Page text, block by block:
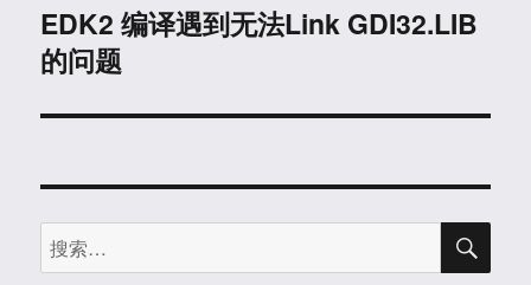
下
篇
章：
EDK2 编译遇到无法Link GDI32.LIB
的问题
搜
索：
搜